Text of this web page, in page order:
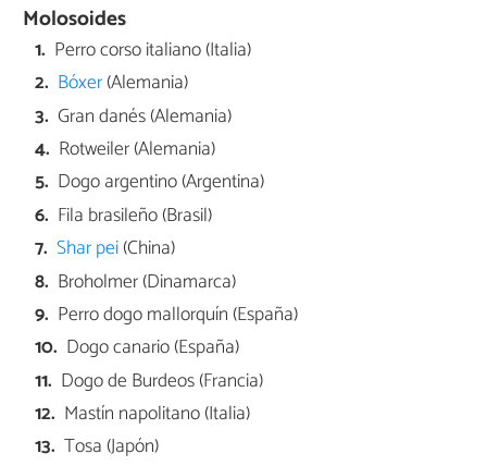
Molosoides
Perro corso italiano (Italia)
Bóxer(Alemania)
Gran danés (Alemania)
Rotweiler (Alemania)
Dogo argentino (Argentina)
Fila brasileño (Brasil)
Shar pei(China)
Broholmer (Dinamarca)
Perro dogo mallorquín (España)
Dogo canario (España)
Dogo de Burdeos (Francia)
Mastín napolitano (Italia)
Tosa (Japón)